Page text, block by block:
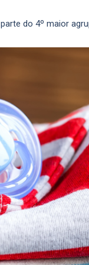
do 4º maior